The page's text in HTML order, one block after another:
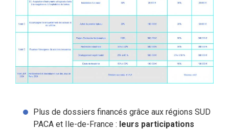
Plus de dossiers financés grâce aux régions SUD
PACA et Ile-de-France : leurs participations